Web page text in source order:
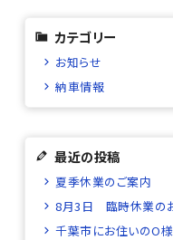
カテゴリー
お知らせ
納車情報
最近の投稿
夏季休業のご案内
8月3日 臨時休業の
千葉市にお住いのO様